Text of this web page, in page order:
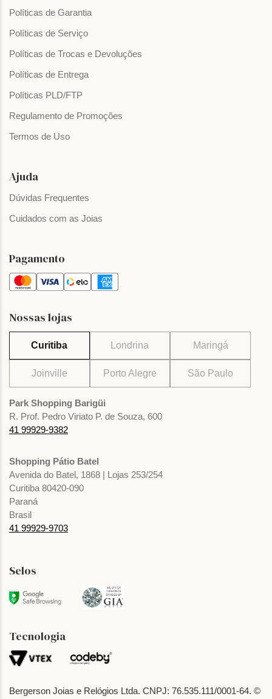
Políticas de Garantia
Políticas de Serviço
Políticas de Trocas e Devoluções
Políticas de Entrega
Políticas PLD/FTP
Regulamento de Promoções
Termos de Uso
Ajuda
Dúvidas Frequentes
Cuidados com as Joias
Pagamento
Nossas lojas
Curitiba Londrina Maringá
Joinville Porto Alegre São Paulo
Park Shopping Barigüi
R. Prof. Pedro Viriato P. de Souza, 600
41 99929-9382
Shopping Pátio Batel
Avenida do Batel, 1868 | Lojas 253/254
Curitiba 80420-090
Paraná
Brasil
41 99929-9703
Bergerson Joias e Relógios Ltda. CNPJ: 76.535.111/0001-64. ©
Selos
Tecnologia